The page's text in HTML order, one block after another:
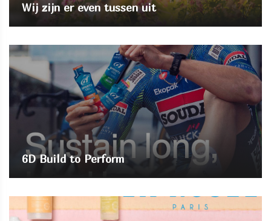
Wij zijn er even tussen uit
6D Build to Perform